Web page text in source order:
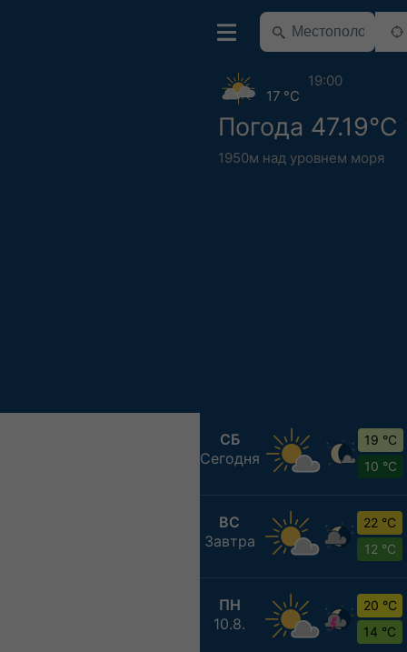
Погода 47.19°С
1950м над уровнем моря
17 °C
19:00
СБ
Сегодня
19 °C
10 °C
ВС
Завтра
22 °C
12 °C
ПН
10.8.
20 °C
14 °C